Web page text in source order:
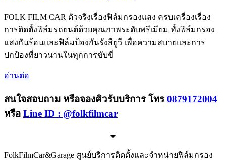
FOLK FILM CAR ตัวจริงเรื่องฟิล์มกรองแสง ครบเครื่องเรื่อง
การติดตั้งฟิล์มรถยนต์ด้วยคุณภาพระดับพรีเมียม ทั้งฟิล์มกรอง
แสงกันร้อนและฟิล์มป้องกันรังสียูวี เพื่อความสบายและการ
ปกป้องที่ยาวนานในทุกการขับขี่
อ่านต่อ
สนใจสอบถาม หรือจองคิวรับบริการ โทร0879172004
หรือ Line ID : @folkfilmcar
FolkFilmCar&Garage ศูนย์บริการติดตั้งและจำหน่ายฟิล์มกรอง